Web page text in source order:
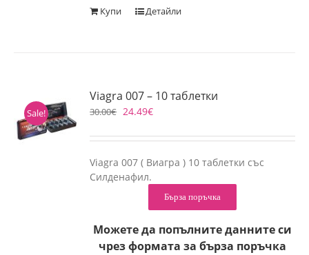
Купи Детайли
Sale!
Viagra 007 – 10 таблетки
30.00€ 24.49€
Viagra 007 ( Виагра ) 10 таблетки със
Силденафил.
Бърза поръчка
Можете да попълните данните си
чрез формата за бърза поръчка